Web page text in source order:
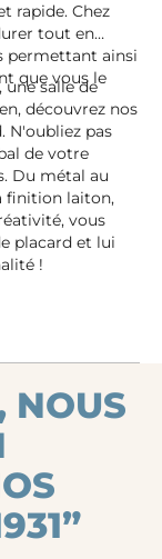
rapide. Chez
tout en
permettant ainsi
que vous le
une salle de
découvrez nos
N'oubliez pas
de votre
Du métal au
finition laiton,
vous
placard et lui
!
NOUS